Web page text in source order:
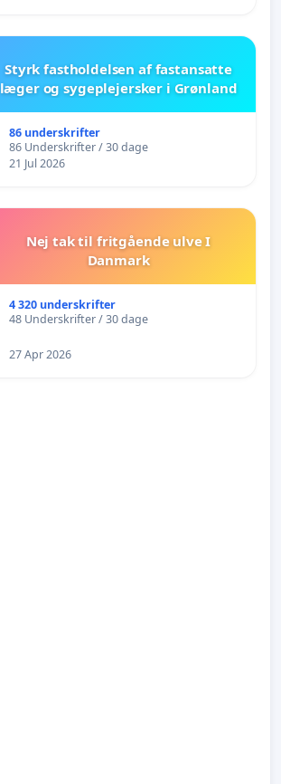
Styrk fastholdelsen af fastansatte
læger og sygeplejersker i Grønland
86 underskrifter
86 Underskrifter / 30 dage
21 Jul 2026
Nej tak til fritgående ulve I
Danmark
4 320 underskrifter
48 Underskrifter / 30 dage
27 Apr 2026